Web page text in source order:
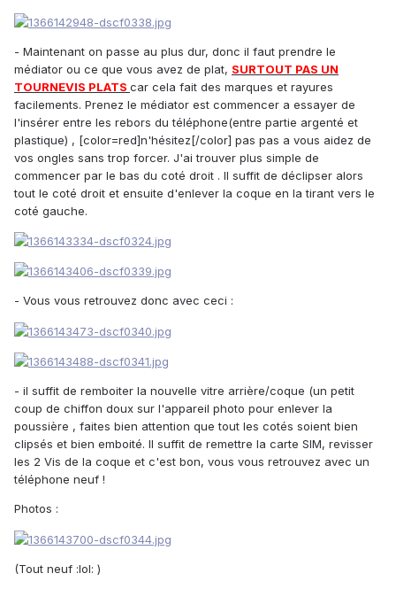
- Maintenant on passe au plus dur, donc il faut prendre le
médiator ou ce que vous avez de plat, SURTOUT PAS UN
TOURNEVIS PLATS car cela fait des marques et rayures
facilements. Prenez le médiator est commencer a essayer de
l'insérer entre les rebors du téléphone(entre partie argenté et
plastique) , [color=red]n'hésitez[/color] pas pas a vous aidez de
vos ongles sans trop forcer. J'ai trouver plus simple de
commencer par le bas du coté droit . Il suffit de déclipser alors
tout le coté droit et ensuite d'enlever la coque en la tirant vers le
coté gauche.
- Vous vous retrouvez donc avec ceci :
- il suffit de remboiter la nouvelle vitre arrière/coque (un petit
coup de chiffon doux sur l'appareil photo pour enlever la
poussière , faites bien attention que tout les cotés soient bien
clipsés et bien emboité. Il suffit de remettre la carte SIM, revisser
les 2 Vis de la coque et c'est bon, vous vous retrouvez avec un
téléphone neuf !
Photos :
(Tout neuf :lol: )